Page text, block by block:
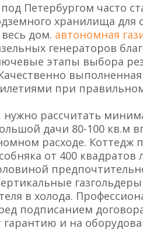
Петербургом часто
хранилища для
дом. автономная
генераторов
этапы выбора
выполненная
при
рассчитать
дачи 80-100 кв.м
расходе. Коттедж
от 400
в холода.
подписанием
и на